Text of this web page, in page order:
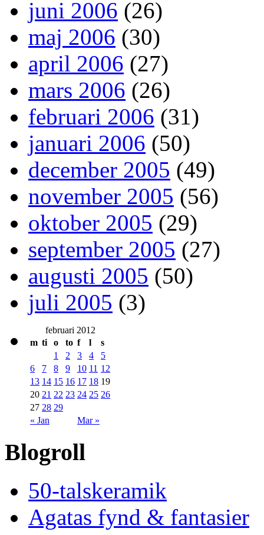
juni 2006 (26)
maj 2006 (30)
april 2006 (27)
mars 2006 (26)
februari 2006 (31)
januari 2006 (50)
december 2005 (49)
november 2005 (56)
oktober 2005 (29)
september 2005 (27)
augusti 2005 (50)
juli 2005 (3)
februari 2012
m ti o to f l s
« Jan Mar »
1 2 3 4
5
6
7 8 9 10 11 12
13 14 15 16 17 18 19
20 21 22 23 24 25 26
27 28 29
Blogroll
50-talskeramik
Agatas fynd & fantasier